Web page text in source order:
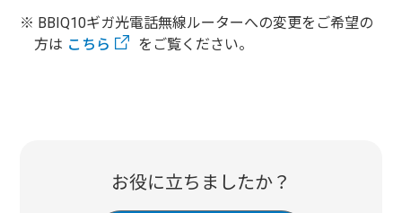
BBIQ10ギガ光電話無線ルーターへの変更をご希望の
方は こちら をご覧ください。
お役に立ちましたか？